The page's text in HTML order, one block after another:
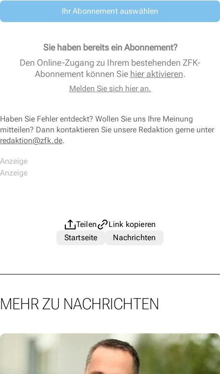
Ihr Abonnement auswählen
Sie haben bereits ein Abonnement?
Den Online-Zugang zu Ihrem bestehenden ZFK-
Abonnement können Sie hier aktivieren.
Melden Sie sich hier an.
Haben Sie Fehler entdeckt? Wollen Sie uns Ihre Meinung
mitteilen? Dann kontaktieren Sie unsere Redaktion gerne unter
redaktion@zfk.de.
Teilen
Link kopieren
Startseite
Nachrichten
MEHR ZU NACHRICHTEN